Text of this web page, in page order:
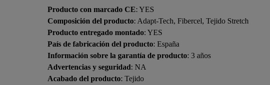
Producto con marcado CE: YES
Composición del producto: Adapt-Tech, Fibercel, Tejido Stretch
Producto entregado montado: YES
País de fabricación del producto: España
Información sobre la garantía de producto: 3 años
Advertencias y seguridad: NA
Acabado del producto: Tejido